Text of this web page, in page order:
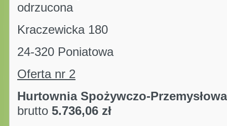
odrzucona
Kraczewicka 180
24-320 Poniatowa
Oferta nr 2
Hurtownia Spożywczo-
brutto 5.736,06 zł